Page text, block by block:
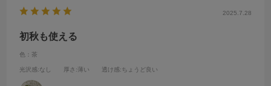
2025.7.28
初秋も使える
色：茶
光沢感:なし 厚さ :薄い 透け感:ちょうど良い